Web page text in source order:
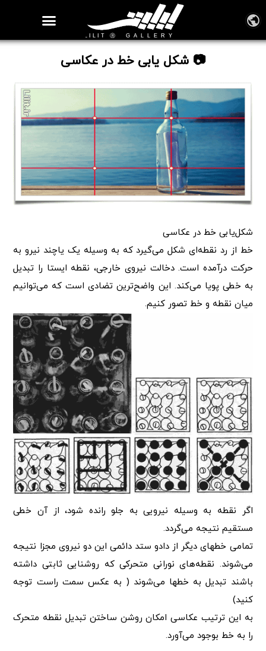
📷 شکل یابی خط در عکاسی
شکل‌یابی خط در عکاسی
خط از رد نقطه‌ای شکل می‌گیرد که به وسیله یک یاچند نیرو به
حرکت درآمده است. دخالت نیروی خارجی،‌ نقطه ایستا را تبدیل
به خطی پویا می‌کند. این واضح‌ترین تضادی است که می‌توانیم
میان نقطه و خط تصور کنیم.
اگر نقطه به وسیله نیرویی به جلو رانده شود،‌ از آن خطی
مستقیم نتیجه می‌گردد.
تمامی خطهای دیگر از دادو ستد دائمی این دو نیروی مجزا نتیجه
می‌شوند. نقطه‌های نورانی متحرکی که روشنایی ثابتی داشته
باشند تبدیل به خطها می‌شوند ( به عکس سمت راست توجه
کنید)
به این ترتیب عکاسی امکان روشن ساختن تبدیل نقطه متحرک
را به خط بوجود می‌آورد.